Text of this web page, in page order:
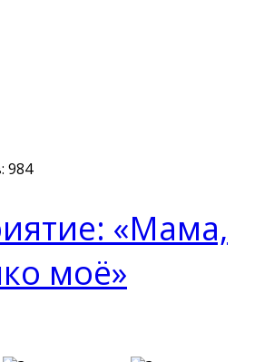
984
«Мама,
моё»